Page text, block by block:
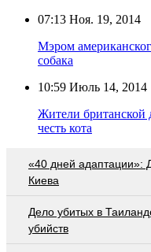
07:13 Ноя. 19, 2014
Мэром
собака
10:59 Июль 14, 2014
Жители британской
честь кота
«40 дней адаптации»:
Киева
Дело убитых в
убийств